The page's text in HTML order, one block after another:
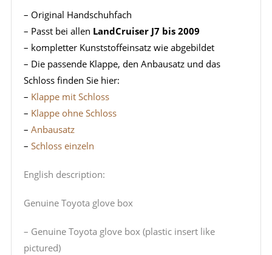
– Original Handschuhfach
– Passt bei allen LandCruiser J7 bis 2009
– kompletter Kunststoffeinsatz wie abgebildet
– Die passende Klappe, den Anbausatz und das
Schloss finden Sie hier:
– Klappe mit Schloss
– Klappe ohne Schloss
– Anbausatz
– Schloss einzeln
English description:
Genuine Toyota glove box
– Genuine Toyota glove box (plastic insert like
pictured)